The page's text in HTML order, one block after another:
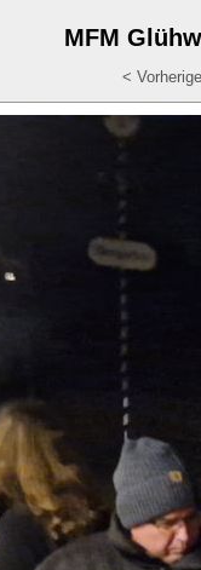
MFM
< Vorherige